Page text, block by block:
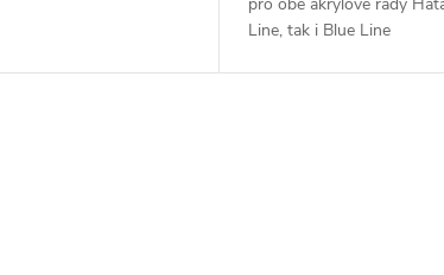
pro obě akrylové řady
Line, tak i Blue Line